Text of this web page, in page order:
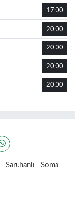
17:00
20:00
20:00
20:00
20:00
Saruhanlı
Soma